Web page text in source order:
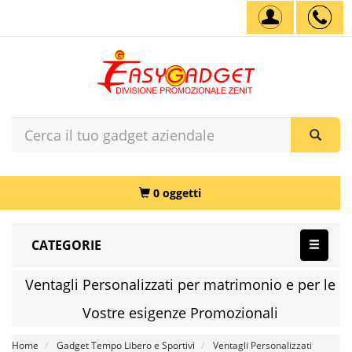
0 oggetti
CATEGORIE
Ventagli Personalizzati per matrimonio e per le
Vostre esigenze Promozionali
Home Gadget Tempo Libero e Sportivi Ventagli Personalizzati